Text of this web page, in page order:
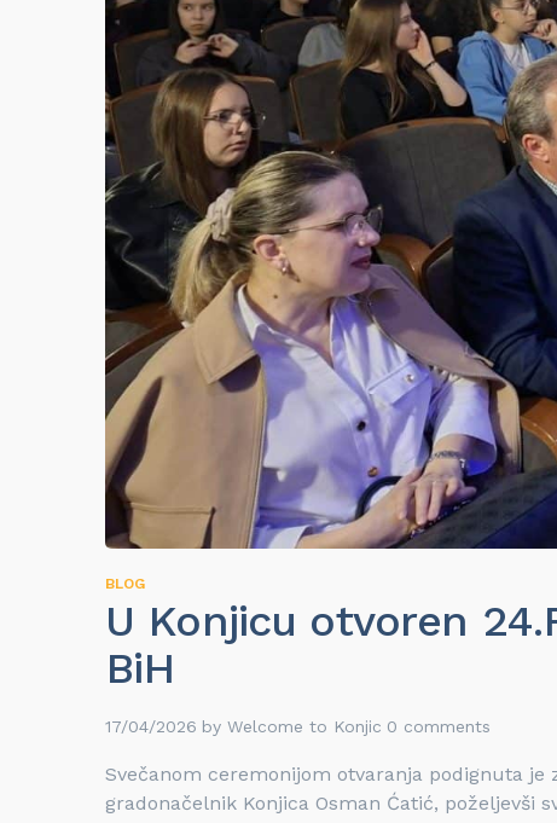
BLOG
U Konjicu otvoren
BiH
17/04/2026 by Welcome to Konjic 0 comments
Svečanom ceremonijom otvaranja podignuta je
gradonačelnik Konjica Osman Ćatić, poželjevši